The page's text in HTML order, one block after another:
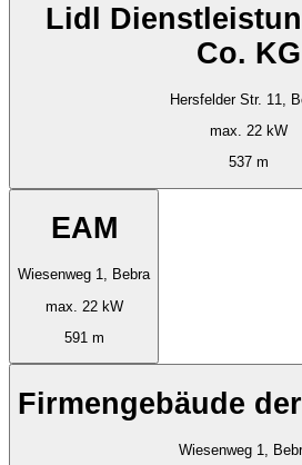
Lidl
Co. KG
Hersfelder Str. 11,
max. 22 kW
537 m
EAM
Wiesenweg 1, Bebra
max. 22 kW
591 m
Firmengebäude
Wiesenweg 1,